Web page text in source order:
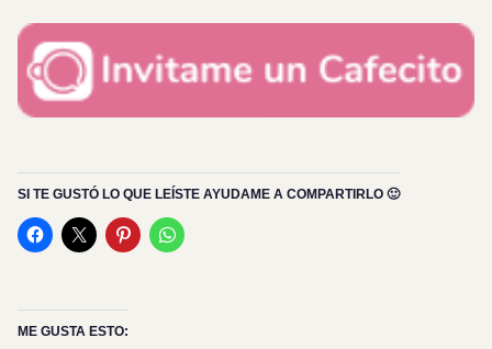
SI TE GUSTÓ LO QUE LEÍSTE AYUDAME A COMPARTIRLO 🙂
ME GUSTA ESTO: